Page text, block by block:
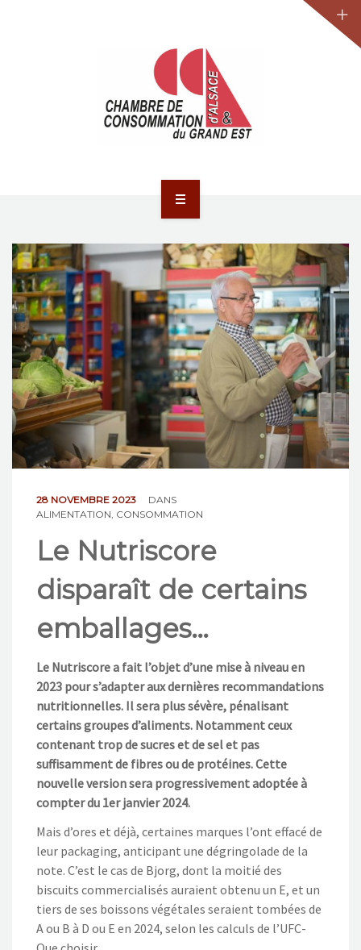
ACTUALITÉS
JURIDIQUE
LA CCA-GE
NOS ACTIONS
CONTACT
28 NOVEMBRE 2023
DANS
ALIMENTATION CONSOMMATION
Le Nutriscore
disparaît de certains
emballages…
Le Nutriscore a fait l’objet d’une mise à niveau en
2023 pour s’adapter aux dernières recommandations
nutritionnelles. Il sera plus sévère, pénalisant
certains groupes d’aliments. Notamment ceux
contenant trop de sucres et de sel et pas
suffisamment de fibres ou de protéines. Cette
nouvelle version sera progressivement adoptée à
compter du 1er janvier 2024.
Mais d’ores et déjà, certaines marques l’ont effacé de
leur packaging, anticipant une dégringolade de la
note. C’est le cas de Bjorg, dont la moitié des
biscuits commercialisés auraient obtenu un E, et un
tiers de ses boissons végétales seraient tombées de
A ou B à D ou E en 2024, selon les calculs de l’UFC-